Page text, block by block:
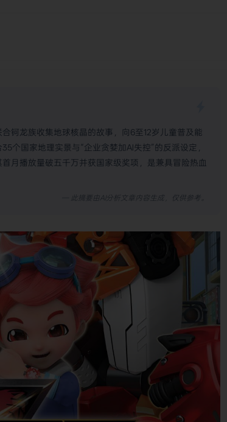
钶龙族收集地球核晶的故事，向6至12岁儿童普及能
个国家地理实景与“企业贪婪加AI失控”的反派设定，
月播放量破五千万并获国家级奖项，是兼具冒险热血